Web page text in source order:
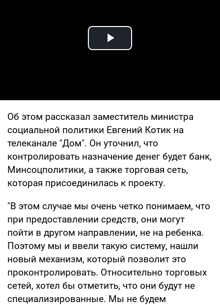
Play Video
Об этом рассказал заместитель министра
социальной политики Евгений Котик на
телеканале "Дом". Он уточнил, что
контролировать назначение денег будет банк,
Минсоцполитики, а также торговая сеть,
которая присоединилась к проекту.
"В этом случае мы очень четко понимаем, что
при предоставлении средств, они могут
пойти в другом направлении, не на ребенка.
Поэтому мы и ввели такую систему, нашли
новый механизм, который позволит это
проконтролировать. Относительно торговых
сетей, хотел бы отметить, что они будут не
специализированные. Мы не будем